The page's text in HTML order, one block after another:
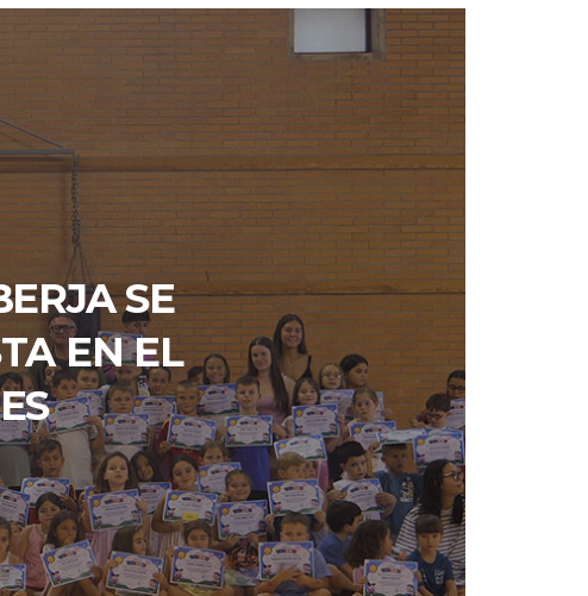
SE
EN EL